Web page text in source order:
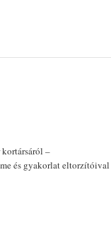
–
és gyakorlat eltorzítóival